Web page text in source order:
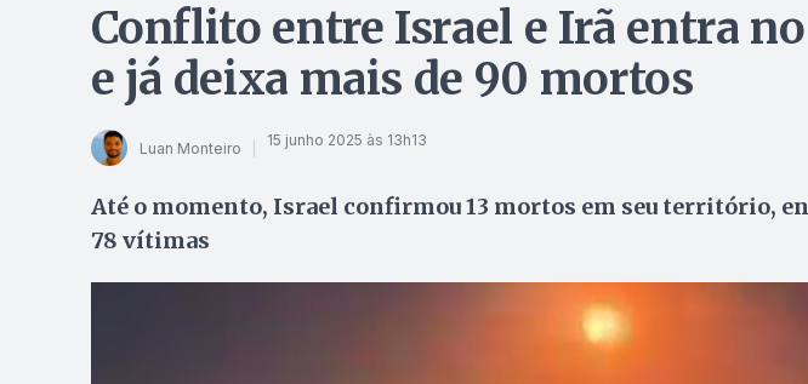
Conflito entre Israel e Irã entra
e já deixa mais de 90 mortos
Luan Monteiro 15 junho 2025 às 13h13
Até o momento, Israel confirmou 13 mortos em seu território,
78 vítimas